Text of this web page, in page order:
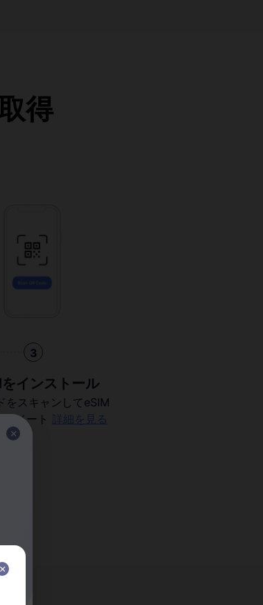
得
3
インストール
をスキャンしてeSIM
ベート
詳細を見る